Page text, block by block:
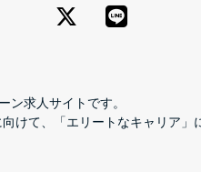
ン求人サイトです。
けて、「エリートなキャリア」